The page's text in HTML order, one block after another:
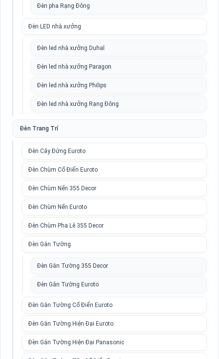
Đèn pha Rạng Đông
Đèn LED nhà xưởng
Đèn led nhà xưởng Duhal
Đèn led nhà xưởng Paragon
Đèn led nhà xưởng Philips
Đèn led nhà xưởng Rạng Đông
Đèn Trang Trí
Đèn Cây Đứng Euroto
Đèn Chùm Cổ Điển Euroto
Đèn Chùm Nến 355 Decor
Đèn Chùm Nến Euroto
Đèn Chùm Pha Lê 355 Decor
Đèn Gắn Tường
Đèn Gắn Tường 355 Decor
Đèn Gắn Tường Euroto
Đèn Gắn Tường Cổ Điển Euroto
Đèn Gắn Tường Hiện Đại Euroto
Đèn Gắn Tường Hiện Đại Panasonic